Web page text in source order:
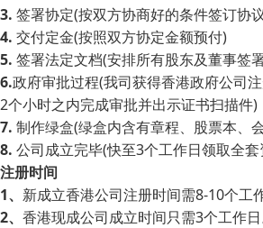
3. 签署协定(按双方协商好的条件签订协
4. 交付定金(按照双方协定金额预付)
5. 签署法定文档(安排所有股东及董事签
6.政府审批过程(我司获得香港政府公司
2个小时之内完成审批并出示证书扫描件)
7. 制作绿盒(绿盒内含有章程、股票本、
8. 公司成立完毕(快至3个工作日领取全
注册时间
1、 新成立香港公司注册时间需8-10个工作
2、 香港现成公司成立时间只需3个工作日